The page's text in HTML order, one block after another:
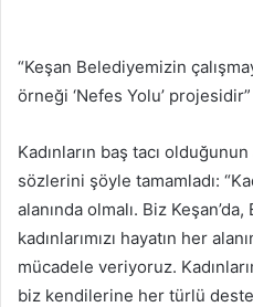
“Keşan Belediyemizin
örneği ‘Nefes Yolu’ projesidir”
Kadınların baş tacı
sözlerini şöyle tamamladı:
alanında olmalı. Biz
kadınlarımızı hayatın her
mücadele veriyoruz.
biz kendilerine her türlü